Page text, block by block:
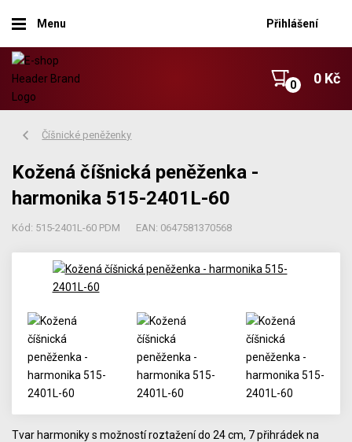
Menu Přihlášení
0 Kč
Číšnické peněženky
Kožená číšnická peněženka -
harmonika 515-2401L-60
Kód: 515-2401L-60 PDM EAN: 0647581370568
Tvar harmoniky s možností roztažení do 24 cm, 7 přihrádek na